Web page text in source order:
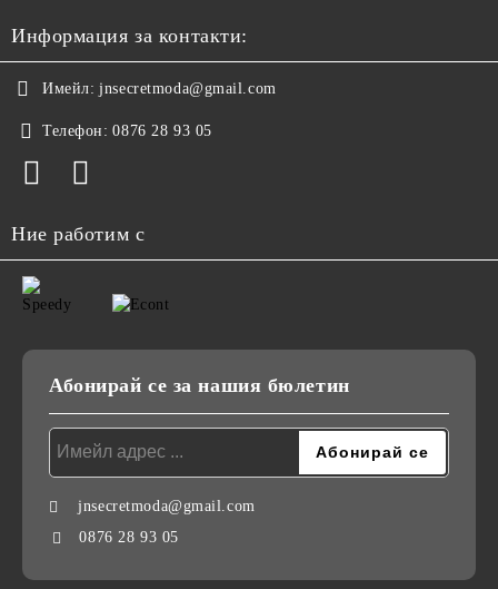
Информация за контакти:
Имейл: jnsecretmoda@gmail.com
Телефон: 0876 28 93 05
Ние работим с
Абонирай се за нашия бюлетин
jnsecretmoda@gmail.com
0876 28 93 05